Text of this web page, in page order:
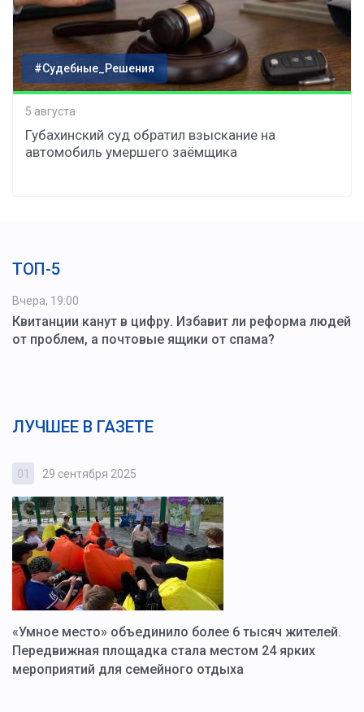
#Судебные_Решения
5 августа
Губахинский суд обратил взыскание на
автомобиль умершего заёмщика
ТОП-5
Вчера, 19:00
Квитанции канут в цифру. Избавит ли реформа людей
от проблем, а почтовые ящики от спама?
ЛУЧШЕЕ В ГАЗЕТЕ
01 29 сентября 2025
«Умное место» объединило более 6 тысяч жителей.
Передвижная площадка стала местом 24 ярких
мероприятий для семейного отдыха